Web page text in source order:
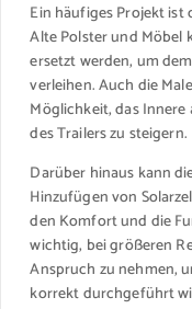
Ein häufiges Projekt
Alte Polster und Möbel
ersetzt werden, um
verleihen. Auch die
Möglichkeit, das
des Trailers zu steigern.
Darüber hinaus kann
Hinzufügen von
den Komfort und die
wichtig, bei größeren
Anspruch zu nehmen,
korrekt durchgeführt